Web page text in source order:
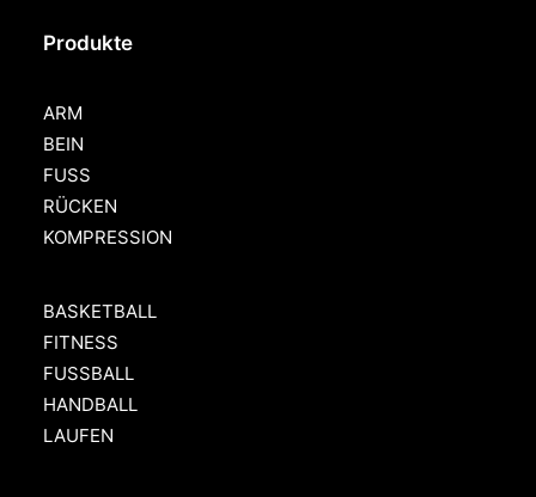
Produkte
ARM
BEIN
FUSS
RÜCKEN
KOMPRESSION
BASKETBALL
FITNESS
FUSSBALL
HANDBALL
LAUFEN